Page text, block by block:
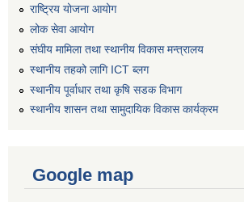
राष्ट्रिय योजना आयोग
लोक सेवा आयोग
संघीय मामिला तथा स्थानीय विकास मन्त्रालय
स्थानीय तहको लागि ICT ब्लग
स्थानीय पूर्वाधार तथा कृषि सडक विभाग
स्थानीय शासन तथा सामुदायिक विकास कार्यक्रम
Google map